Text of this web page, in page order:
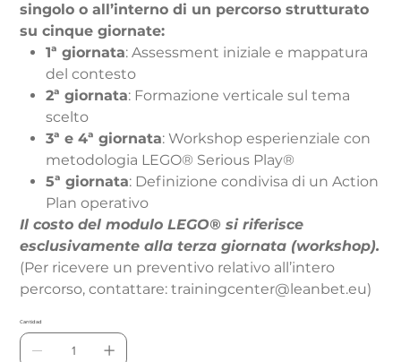
singolo o all’interno di un percorso strutturato
su cinque giornate:
1ª giornata: Assessment iniziale e mappatura
del contesto
2ª giornata: Formazione verticale sul tema
scelto
3ª e 4ª giornata: Workshop esperienziale con
metodologia LEGO® Serious Play®
5ª giornata: Definizione condivisa di un Action
Plan operativo
Il costo del modulo LEGO® si riferisce
esclusivamente alla terza giornata (workshop).
(Per ricevere un preventivo relativo all’intero
percorso, contattare: trainingcenter@leanbet.eu)
Cantidad